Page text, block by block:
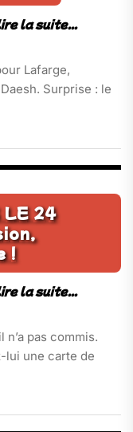
Lafarge,
Surprise : le
LE 24
!
pas commis.
lui une carte de